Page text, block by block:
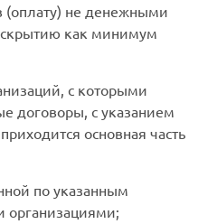
(оплату) не денежными
как минимум
с которыми
договоры, с указанием
основная часть
по указанным
организациями;